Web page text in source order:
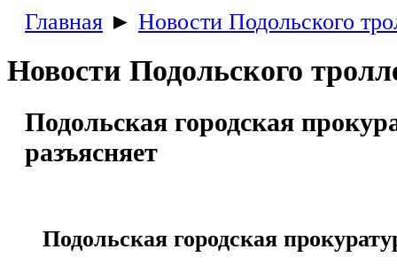
Главная ► Новости Подольского
Новости Подольского
Подольская городская
разъясняет
Подольская городская